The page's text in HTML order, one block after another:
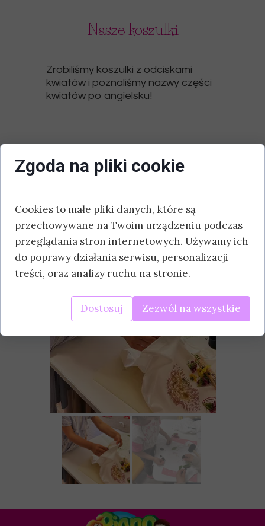
Nasze koszulki
Zrobiliśmy koszulki z odciskami
kwiatów i poznaliśmy nazwy części
kwiatów po angielsku!
Zgoda na pliki cookie
Cookies to małe pliki danych, które są
przechowywane na Twoim urządzeniu podczas
przeglądania stron internetowych. Używamy ich
do poprawy działania serwisu, personalizacji
treści, oraz analizy ruchu na stronie.
Dostosuj Zezwól na wszystkie